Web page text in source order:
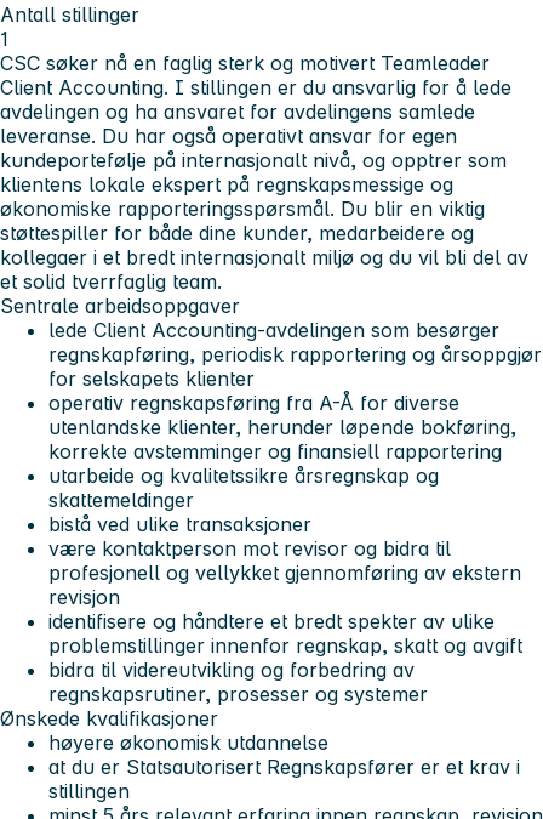
Antall stillinger
1
CSC søker nå en faglig sterk og motivert Teamleader
Client Accounting. I stillingen er du ansvarlig for å lede
avdelingen og ha ansvaret for avdelingens samlede
leveranse. Du har også operativt ansvar for egen
kundeportefølje på internasjonalt nivå, og opptrer som
klientens lokale ekspert på regnskapsmessige og
økonomiske rapporteringsspørsmål. Du blir en viktig
støttespiller for både dine kunder, medarbeidere og
kollegaer i et bredt internasjonalt miljø og du vil bli del av
et solid tverrfaglig team.
Sentrale arbeidsoppgaver
lede Client Accounting-avdelingen som besørger
regnskapføring, periodisk rapportering og årsoppgjør
for selskapets klienter
operativ regnskapsføring fra A-Å for diverse
utenlandske klienter, herunder løpende bokføring,
korrekte avstemminger og finansiell rapportering
utarbeide og kvalitetssikre årsregnskap og
skattemeldinger
bistå ved ulike transaksjoner
være kontaktperson mot revisor og bidra til
profesjonell og vellykket gjennomføring av ekstern
revisjon
identifisere og håndtere et bredt spekter av ulike
problemstillinger innenfor regnskap, skatt og avgift
bidra til videreutvikling og forbedring av
regnskapsrutiner, prosesser og systemer
Ønskede kvalifikasjoner
høyere økonomisk utdannelse
at du er Statsautorisert Regnskapsfører er et krav i
stillingen